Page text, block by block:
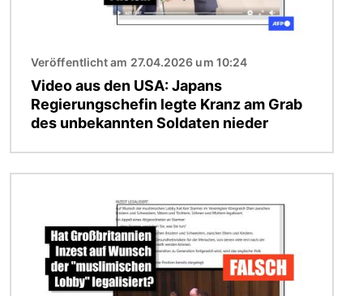
Veröffentlicht am 27.04.2026 um 10:24
Video aus den USA: Japans
Regierungschefin legte Kranz am Grab
des unbekannten Soldaten nieder